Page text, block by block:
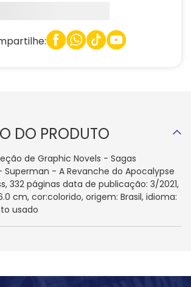
DO PRODUTO
de Graphic Novels - Sagas
- A Revanche do Apocalypse
332 páginas data de publicação: 3/2021,
cm, cor:colorido, origem: Brasil, idioma:
usado